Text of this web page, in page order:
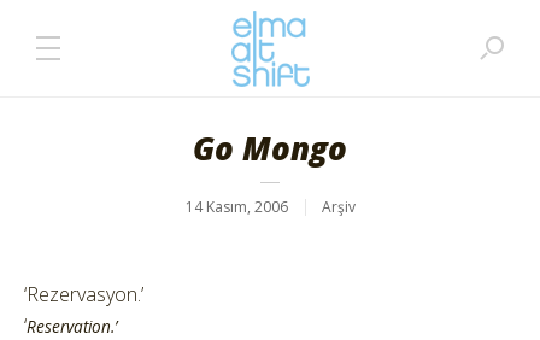
Go Mongo
14 Kasım, 2006 Arşiv
‘Rezervasyon.’
‘Reservation.’